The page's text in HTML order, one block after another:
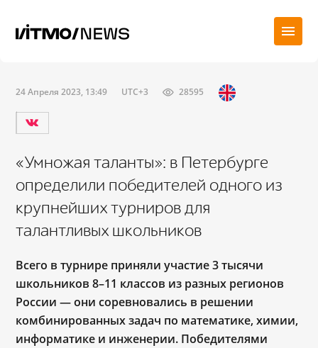
24 Апреля 2023, 13:49 UTC+3 28595
«Умножая таланты»: в Петербурге
определили победителей одного из
крупнейших турниров для
талантливых школьников
Всего в турнире приняли участие 3 тысячи
школьников 8–11 классов из разных регионов
России ― они соревновались в решении
комбинированных задач по математике, химии,
информатике и инженерии. Победителями